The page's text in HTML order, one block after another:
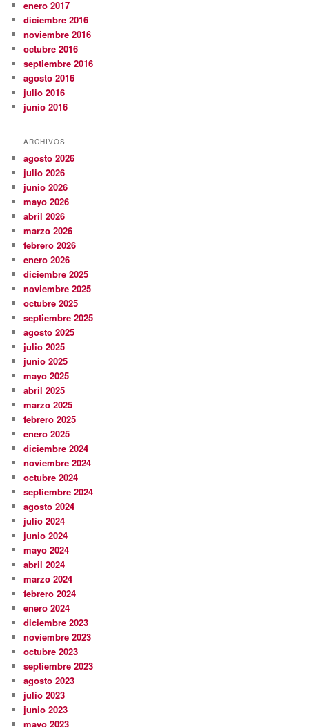
enero 2017
diciembre 2016
noviembre 2016
octubre 2016
septiembre 2016
agosto 2016
julio 2016
junio 2016
ARCHIVOS
agosto 2026
julio 2026
junio 2026
mayo 2026
abril 2026
marzo 2026
febrero 2026
enero 2026
diciembre 2025
noviembre 2025
octubre 2025
septiembre 2025
agosto 2025
julio 2025
junio 2025
mayo 2025
abril 2025
marzo 2025
febrero 2025
enero 2025
diciembre 2024
noviembre 2024
octubre 2024
septiembre 2024
agosto 2024
julio 2024
junio 2024
mayo 2024
abril 2024
marzo 2024
febrero 2024
enero 2024
diciembre 2023
noviembre 2023
octubre 2023
septiembre 2023
agosto 2023
julio 2023
junio 2023
mayo 2023